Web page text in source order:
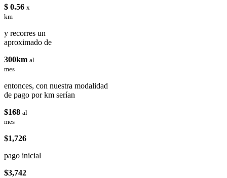
$ 0.56 x
km
y recorres un
aproximado de
300km al
mes
entonces, con nuestra modalidad
de pago por km serían
$168 al
mes
$1,726
pago inicial
$3,742